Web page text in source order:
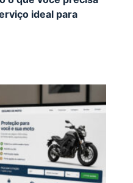
ideal para